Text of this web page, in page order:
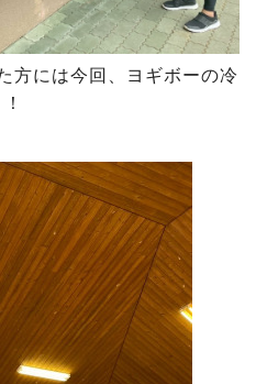
方には今回、ヨギボーの冷